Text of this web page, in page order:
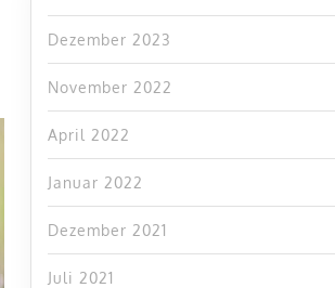
Dezember 2023
November 2022
April 2022
Januar 2022
Dezember 2021
Juli 2021